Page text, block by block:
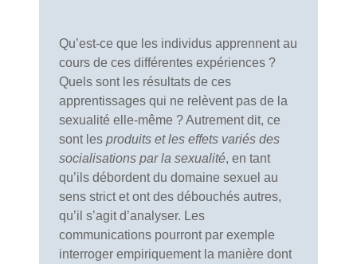
Qu’est-ce que les individus apprennent au
cours de ces différentes expériences ?
Quels sont les résultats de ces
apprentissages qui ne relèvent pas de la
sexualité elle-même ? Autrement dit, ce
sont les produits et les effets variés des
socialisations par la sexualité, en tant
qu’ils débordent du domaine sexuel au
sens strict et ont des débouchés autres,
qu’il s’agit d’analyser. Les
communications pourront par exemple
interroger empiriquement la manière dont